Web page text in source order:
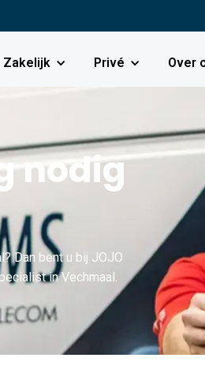
Zakelijk Privé Over
nodig
Dan bent u bij JOJO
in Vechmaal.